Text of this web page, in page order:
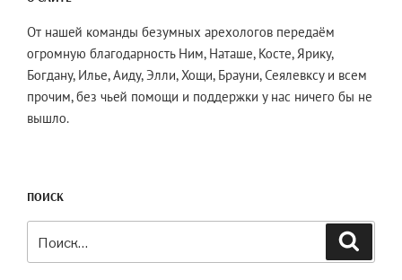
От нашей команды безумных арехологов передаём
огромную благодарность Ним, Наташе, Косте, Ярику,
Богдану, Илье, Аиду, Элли, Хощи, Брауни, Сеялевксу и всем
прочим, без чьей помощи и поддержки у нас ничего бы не
вышло.
ПОИСК